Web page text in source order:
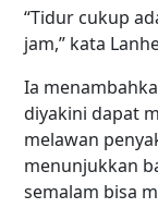
“Tidur cukup
jam,” kata
Ia
diyakini dapat
melawan
menunjukkan
semalam bisa